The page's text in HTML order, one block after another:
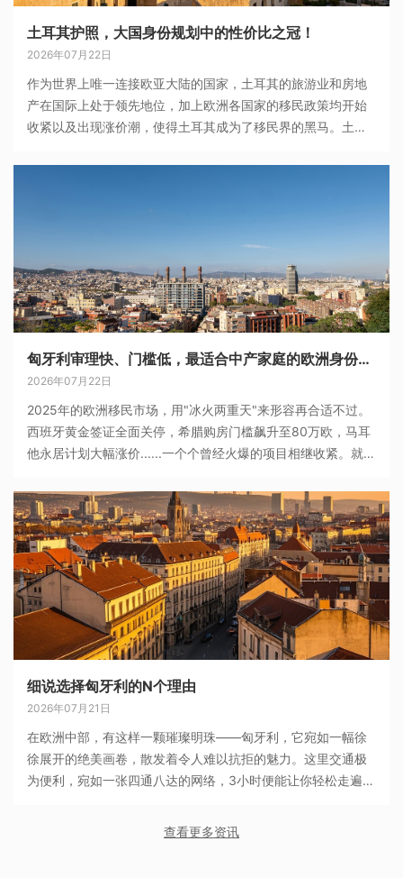
土耳其护照，大国身份规划中的性价比之冠！
2026年07月22日
作为世界上唯一连接欧亚大陆的国家，土耳其的旅游业和房地
产在国际上处于领先地位，加上欧洲各国家的移民政策均开始
收紧以及出现涨价潮，使得土耳其成为了移民界的黑马。土耳
护照支持更名。拿到护照之后，不
匈牙利审理快、门槛低，最适合中产家庭的欧洲身份跳板
2026年07月22日
2025年的欧洲移民市场，用"冰火两重天"来形容再合适不过。
西班牙黄金签证全面关停，希腊购房门槛飙升至80万欧，马耳
他永居计划大幅涨价......一个个曾经火爆的项目相继收紧。就在
细说选择匈牙利的N个理由
2026年07月21日
在欧洲中部，有这样一颗璀璨明珠——匈牙利，它宛如一幅徐
徐展开的绝美画卷，散发着令人难以抗拒的魅力。这里交通极
为便利，宛如一张四通八达的网络，3小时便能让你轻松走遍欧
匈牙利的N个理由！匈牙利的气候宜
查看更多资讯